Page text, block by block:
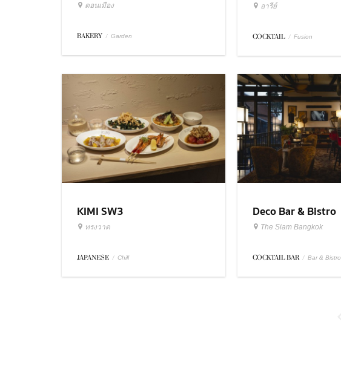
ดอนเมือง
BAKERY / Garden
อารีย์
COCKTAIL / Fusion
KIMI SW3
ทรงวาด
JAPANESE / Chill
Deco Bar & Bistro
The Siam Bangkok
COCKTAIL BAR / Bar & Bistro